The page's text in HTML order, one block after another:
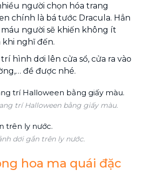
người chọn hóa trang
chính là bá tước Dracula. Hẳn
người sẽ khiến không ít
nghĩ đến.
hình dơi lên cửa sổ, cửa ra vào
đề được nhé.
trí Halloween bằng giấy màu.
dơi gắn trên ly nước.
hoa ma quái đặc